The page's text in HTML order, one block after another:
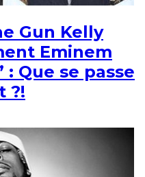
Gun Kelly
Eminem
: Que se passe
?!